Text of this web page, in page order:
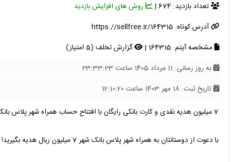
تعداد بازدید: 674 |
روش های افزایش بازدید
آدرس کوتاه: https://sellfree.ir/164315
مشخصه آیتم: 164315 |
گزارش تخلف (5 امتیاز)
به روز رسانی: 11 مرداد 1405 ساعت 23:33:23
تاریخ ثبت: 18 مهر 1403 ساعت 12:10:20
7 میلیون هدیه نقدی و کارت بانکی رایگان با افتتاح حساب همراه شهر پلاس بانک شهر با کد دعوت همراه شهر پلاس nqntllk8
با دعوت از دوستانتان به همراه شهر پلاس بانک شهر 7 میلیون ریال هدیه بگیرید!